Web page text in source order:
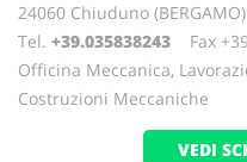
24060 Chiuduno
Tel. +39.035838243 Fax
Officina Meccanica,
Costruzioni Meccaniche
VEDI